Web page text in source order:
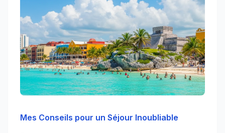
Mes Conseils pour un Séjour Inoubliable